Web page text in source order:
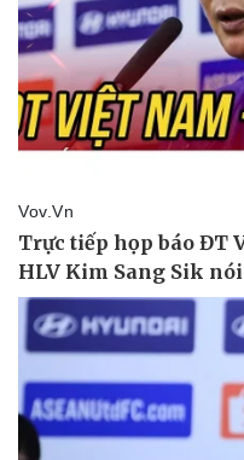
Dinh dưỡng - món ngon
Cây thuốc
Sản phụ khoa
Nhi khoa
Nam khoa
Làm đẹp - giảm cân